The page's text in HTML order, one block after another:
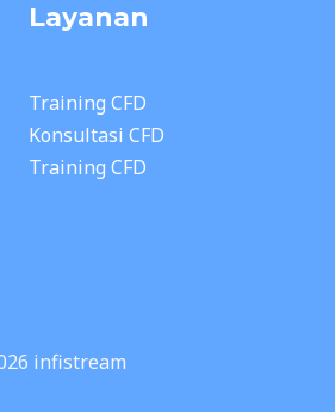
Layanan
Training CFD
Konsultasi CFD
Training CFD
infistream